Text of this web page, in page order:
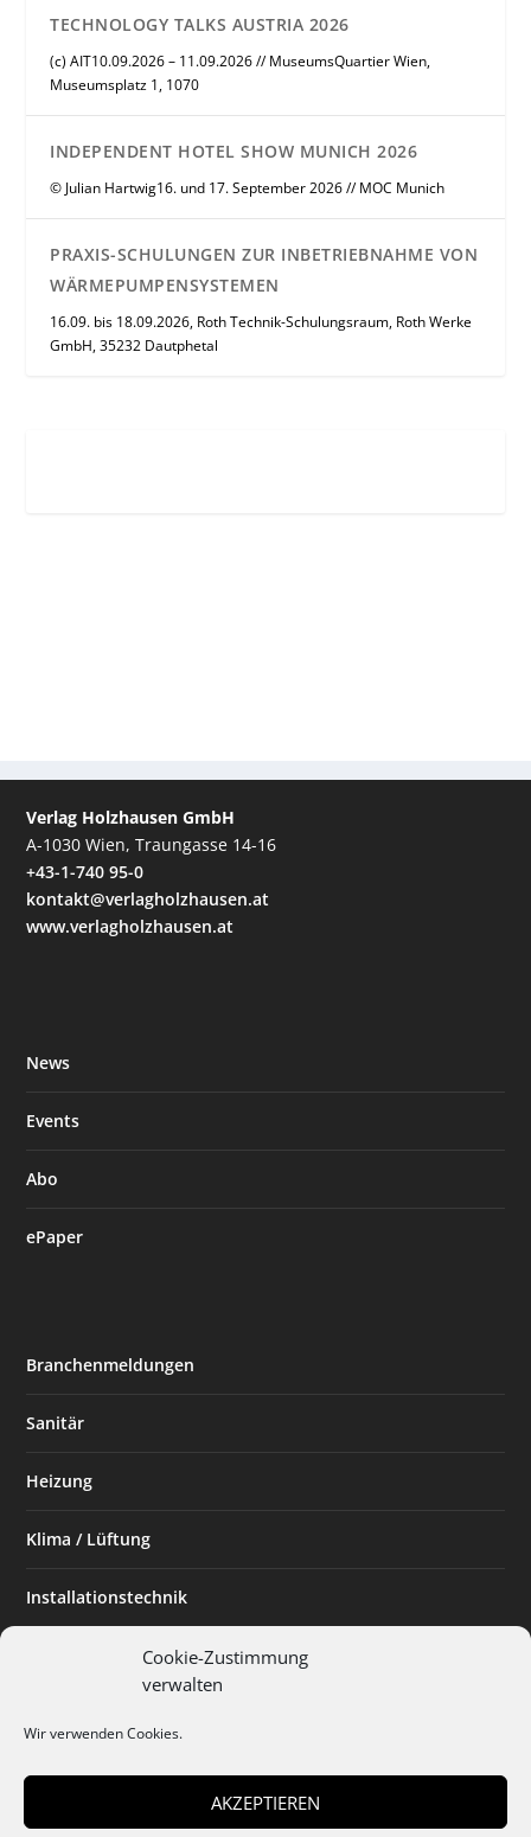
Cookie-Zustimmung
verwalten
Wir verwenden Cookies.
AKZEPTIEREN
TECHNOLOGY TALKS AUSTRIA 2026
(c) AIT10.09.2026 – 11.09.2026 // MuseumsQuartier Wien,
Museumsplatz 1, 1070
INDEPENDENT HOTEL SHOW MUNICH 2026
© Julian Hartwig16. und 17. September 2026 // MOC Munich
PRAXIS-SCHULUNGEN ZUR INBETRIEBNAHME VON
WÄRMEPUMPENSYSTEMEN
16.09. bis 18.09.2026, Roth Technik-Schulungsraum, Roth Werke
GmbH, 35232 Dautphetal
Verlag Holzhausen GmbH
A-1030 Wien, Traungasse 14-16
+43-1-740 95-0
kontakt@verlagholzhausen.at
www.verlagholzhausen.at
News
Events
Abo
ePaper
Branchenmeldungen
Sanitär
Heizung
Klima / Lüftung
Installationstechnik
Planen & Bauen
Installateur des Monats